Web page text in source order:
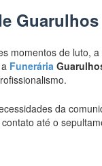
Guarulhos
momentos de luto,
Funerária
da
até o